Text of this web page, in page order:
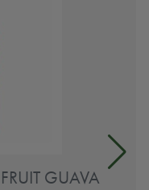
GUAVA